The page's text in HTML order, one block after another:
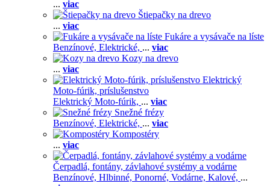
... viac
Štiepačky na drevo
... viac
Fukáre a vysávače na líste
Benzínové, Elektrické, ... viac
Kozy na drevo
... viac
Elektrický
Moto-fúrik, príslušenstvo
Elektrický Moto-fúrik, ... viac
Snežné frézy
Benzínové, Elektrické, ... viac
Kompostéry
... viac
Čerpadlá, fontány, závlahové systémy a vodárne
Benzínové, Hlbinné, Ponorné, Vodárne, Kalové, ...